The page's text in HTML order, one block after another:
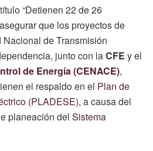
“Detienen 22 de 26
que los proyectos de
de Transmisión
junto con laCFE y el
de Energía (CENACE),
el respaldo en el Plan de
(PLADESE), a causa del
planeación del Sistema